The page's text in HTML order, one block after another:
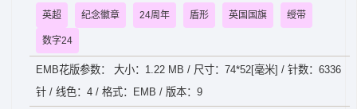
英超 纪念徽章 24周年 盾形 英国国旗 绶带
数字24
EMB花版参数： 大小：1.22 MB / 尺寸：74*52[毫米] / 针数：6336
针 / 线色：4 / 格式：EMB / 版本：9